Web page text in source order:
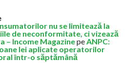
nu se limitează la
de neconformitate, ci vizează
– Income MagazinepeANPC:
lei aplicate operatorilor
într-o săptămână